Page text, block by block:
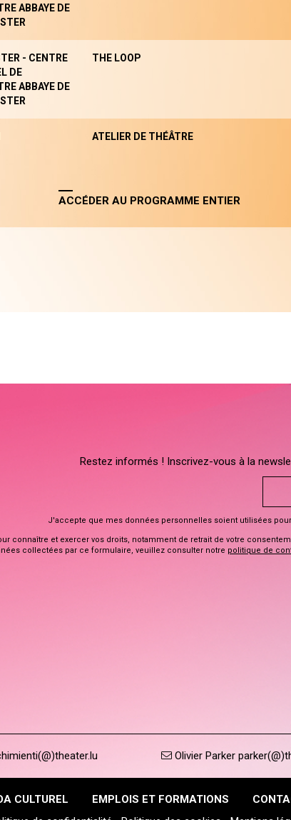
ABBAYE DE
- CENTRE
DE
ABBAYE DE
THE LOOP
ATELIER DE THÉÂTRE
ACCÉDER AU PROGRAMME ENTIER
Restez informés ! Inscrivez-vous à la
J'accepte que mes données personnelles soient utilisées
connaître et exercer vos droits, notamment de retrait de votre
collectées par ce formulaire, veuillez consulter notre politique de
Olivier Parker
CULTUREL EMPLOIS ET FORMATIONS